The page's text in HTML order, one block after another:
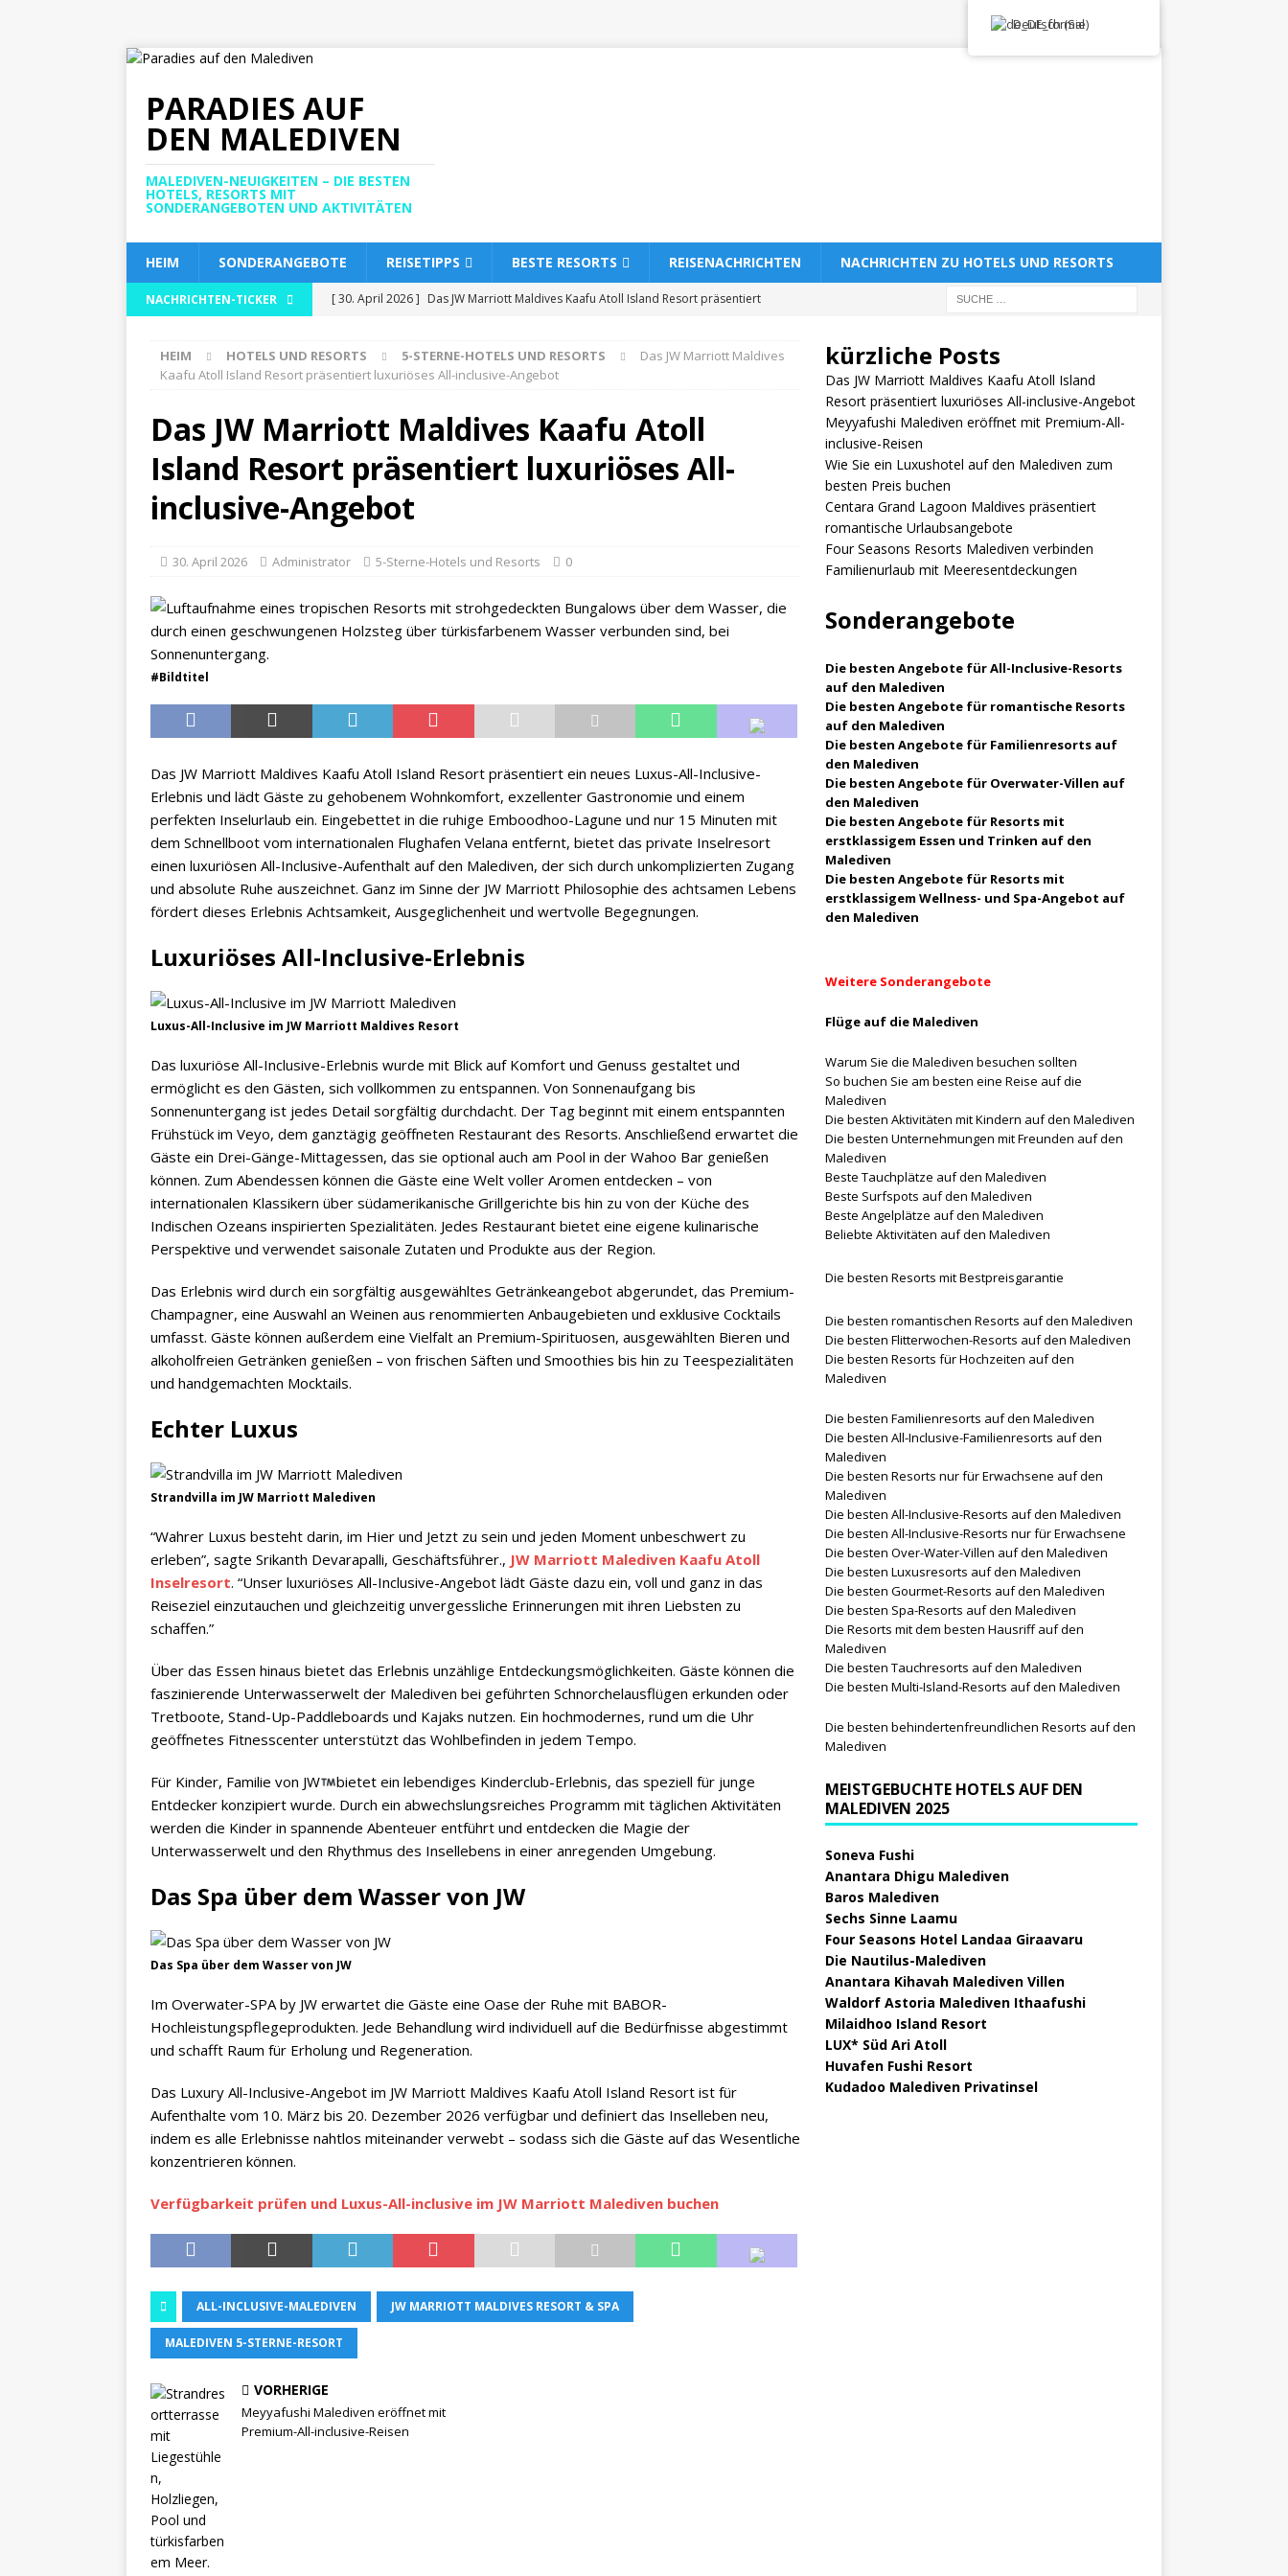
PARADIES AUF
DEN MALEDIVEN
MALEDIVEN-NEUIGKEITEN – DIE BESTEN
HOTELS, RESORTS MIT
SONDERANGEBOTEN UND AKTIVITÄTEN
HEIM SONDERANGEBOTE REISETIPPS BESTE RESORTS REISENACHRICHTEN NACHRICHTEN ZU HOTELS UND RESORTS
NACHRICHTEN-TICKER [ 30. April 2026 ] Das JW Marriott Maldives Kaafu Atoll Island Resort präsentiert
[ 30. April 2026 ]
Meyyafushi Malediven eröffnet mit Premium-All-inclusive-Reisen
[ 29. April 2026 ] Wie Sie ein Luxushotel auf den Malediven zum besten Preis buchen
REISENACHRICHTEN
[ 27. April 2026 ]
Urlaubsangebote
[ 19. April 2026 ] Four Seasons Resorts Malediven verbinden Familienurlaub mit
HEIM HOTELS UND RESORTS 5-STERNE-HOTELS UND RESORTS
Das JW Marriott Maldives
Kaafu Atoll Island Resort präsentiert luxuriöses All-inclusive-Angebot
Das JW Marriott Maldives Kaafu Atoll
Island Resort präsentiert luxuriöses All-
inclusive-Angebot
30. April 2026 Administrator 5-Sterne-Hotels und Resorts 0
#Bildtitel
Das JW Marriott Maldives Kaafu Atoll Island Resort präsentiert ein neues Luxus-All-Inclusive-
Erlebnis und lädt Gäste zu gehobenem Wohnkomfort, exzellenter Gastronomie und einem
perfekten Inselurlaub ein. Eingebettet in die ruhige Emboodhoo-Lagune und nur 15 Minuten mit
dem Schnellboot vom internationalen Flughafen Velana entfernt, bietet das private Inselresort
einen luxuriösen All-Inclusive-Aufenthalt auf den Malediven, der sich durch unkomplizierten Zugang
und absolute Ruhe auszeichnet. Ganz im Sinne der JW Marriott Philosophie des achtsamen Lebens
fördert dieses Erlebnis Achtsamkeit, Ausgeglichenheit und wertvolle Begegnungen.
Luxuriöses All-Inclusive-Erlebnis
Luxus-All-Inclusive im JW Marriott Maldives Resort
Das luxuriöse All-Inclusive-Erlebnis wurde mit Blick auf Komfort und Genuss gestaltet und
ermöglicht es den Gästen, sich vollkommen zu entspannen. Von Sonnenaufgang bis
Sonnenuntergang ist jedes Detail sorgfältig durchdacht. Der Tag beginnt mit einem entspannten
Frühstück im Veyo, dem ganztägig geöffneten Restaurant des Resorts. Anschließend erwartet die
Gäste ein Drei-Gänge-Mittagessen, das sie optional auch am Pool in der Wahoo Bar genießen
können. Zum Abendessen können die Gäste eine Welt voller Aromen entdecken – von
internationalen Klassikern über südamerikanische Grillgerichte bis hin zu von der Küche des
Indischen Ozeans inspirierten Spezialitäten. Jedes Restaurant bietet eine eigene kulinarische
Perspektive und verwendet saisonale Zutaten und Produkte aus der Region.
Das Erlebnis wird durch ein sorgfältig ausgewähltes Getränkeangebot abgerundet, das Premium-
Champagner, eine Auswahl an Weinen aus renommierten Anbaugebieten und exklusive Cocktails
umfasst. Gäste können außerdem eine Vielfalt an Premium-Spirituosen, ausgewählten Bieren und
alkoholfreien Getränken genießen – von frischen Säften und Smoothies bis hin zu Teespezialitäten
und handgemachten Mocktails.
Echter Luxus
Strandvilla im JW Marriott Malediven
“Wahrer Luxus besteht darin, im Hier und Jetzt zu sein und jeden Moment unbeschwert zu
erleben”, sagte Srikanth Devarapalli, Geschäftsführer., JW Marriott Malediven Kaafu Atoll
Inselresort. “Unser luxuriöses All-Inclusive-Angebot lädt Gäste dazu ein, voll und ganz in das
Reiseziel einzutauchen und gleichzeitig unvergessliche Erinnerungen mit ihren Liebsten zu
schaffen.”
Über das Essen hinaus bietet das Erlebnis unzählige Entdeckungsmöglichkeiten. Gäste können die
faszinierende Unterwasserwelt der Malediven bei geführten Schnorchelausflügen erkunden oder
Tretboote, Stand-Up-Paddleboards und Kajaks nutzen. Ein hochmodernes, rund um die Uhr
geöffnetes Fitnesscenter unterstützt das Wohlbefinden in jedem Tempo.
Für Kinder, Familie von JW
bietet ein lebendiges Kinderclub-Erlebnis, das speziell für junge
Entdecker konzipiert wurde. Durch ein abwechslungsreiches Programm mit täglichen Aktivitäten
werden die Kinder in spannende Abenteuer entführt und entdecken die Magie der
Unterwasserwelt und den Rhythmus des Insellebens in einer anregenden Umgebung.
Das Spa über dem Wasser von JW
Das Spa über dem Wasser von JW
Im Overwater-SPA by JW erwartet die Gäste eine Oase der Ruhe mit BABOR-
Hochleistungspflegeprodukten. Jede Behandlung wird individuell auf die Bedürfnisse abgestimmt
und schafft Raum für Erholung und Regeneration.
Das Luxury All-Inclusive-Angebot im JW Marriott Maldives Kaafu Atoll Island Resort ist für
Aufenthalte vom 10. März bis 20. Dezember 2026 verfügbar und definiert das Inselleben neu,
indem es alle Erlebnisse nahtlos miteinander verwebt – sodass sich die Gäste auf das Wesentliche
konzentrieren können.
Verfügbarkeit prüfen und Luxus-All-inclusive im JW Marriott Malediven buchen
ALL-INCLUSIVE-MALEDIVEN JW MARRIOTT MALDIVES RESORT & SPA
MALEDIVEN 5-STERNE-RESORT
VORHERIGE
Meyyafushi Malediven eröffnet mit
Premium-All-inclusive-Reisen
kürzliche Posts
Das JW Marriott Maldives Kaafu Atoll Island
Resort präsentiert luxuriöses All-inclusive-Angebot
Meyyafushi Malediven eröffnet mit Premium-All-
inclusive-Reisen
Wie Sie ein Luxushotel auf den Malediven zum
besten Preis buchen
Centara Grand Lagoon Maldives präsentiert
romantische Urlaubsangebote
Four Seasons Resorts Malediven verbinden
Familienurlaub mit Meeresentdeckungen
Sonderangebote
Die besten Angebote für All-Inclusive-Resorts
auf den Malediven
Die besten Angebote für romantische Resorts
auf den Malediven
Die besten Angebote für Familienresorts auf
den Malediven
Die besten Angebote für Overwater-Villen auf
den Malediven
Die besten Angebote für Resorts mit
erstklassigem Essen und Trinken auf den
Malediven
Die besten Angebote für Resorts mit
erstklassigem Wellness- und Spa-Angebot auf
den Malediven
Weitere Sonderangebote
Flüge auf die Malediven
Warum Sie die Malediven besuchen sollten
So buchen Sie am besten eine Reise auf die
Malediven
Die besten Aktivitäten mit Kindern auf den Malediven
Die besten Unternehmungen mit Freunden auf den
Malediven
Beste Tauchplätze auf den Malediven
Beste Surfspots auf den Malediven
Beste Angelplätze auf den Malediven
Beliebte Aktivitäten auf den Malediven
Die besten Resorts mit Bestpreisgarantie
Die besten romantischen Resorts auf den Malediven
Die besten Flitterwochen-Resorts auf den Malediven
Die besten Resorts für Hochzeiten auf den
Malediven
Die besten Familienresorts auf den Malediven
Die besten All-Inclusive-Familienresorts auf den
Malediven
Die besten Resorts nur für Erwachsene auf den
Malediven
Die besten All-Inclusive-Resorts auf den Malediven
Die besten All-Inclusive-Resorts nur für Erwachsene
Die besten Over-Water-Villen auf den Malediven
Die besten Luxusresorts auf den Malediven
Die besten Gourmet-Resorts auf den Malediven
Die besten Spa-Resorts auf den Malediven
Die Resorts mit dem besten Hausriff auf den
Malediven
Die besten Tauchresorts auf den Malediven
Die besten Multi-Island-Resorts auf den Malediven
Die besten behindertenfreundlichen Resorts auf den
Malediven
MEISTGEBUCHTE HOTELS AUF DEN
MALEDIVEN 2025
Soneva Fushi
Anantara Dhigu Malediven
Baros Malediven
Sechs Sinne Laamu
Four Seasons Hotel Landaa Giraavaru
Die Nautilus-Malediven
Anantara Kihavah Malediven Villen
Waldorf Astoria Malediven Ithaafushi
Milaidhoo Island Resort
LUX* Süd Ari Atoll
Huvafen Fushi Resort
Kudadoo Malediven Privatinsel
Deutsch (Sie)